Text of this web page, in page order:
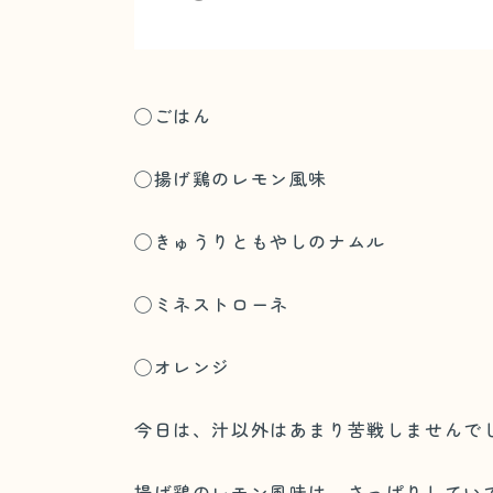
◯ごはん
◯揚げ鶏のレモン風味
◯きゅうりともやしのナムル
◯ミネストローネ
◯オレンジ
今日は、汁以外はあまり苦戦しませんで